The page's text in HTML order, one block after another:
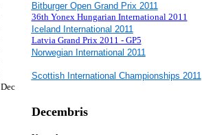
Bitburger Open Grand Prix 2011
36th Yonex Hungarian International 2011
Iceland International 2011
Latvia Grand Prix 2011 - GP5
Norwegian International 2011
Scottish International Championships 2011
Decembris